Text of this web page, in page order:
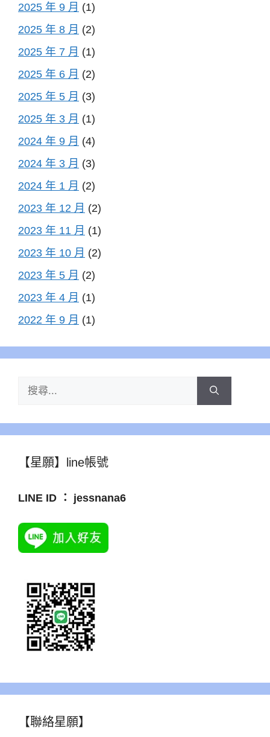
2025 年 9 月 (1)
2025 年 8 月 (2)
2025 年 7 月 (1)
2025 年 6 月 (2)
2025 年 5 月 (3)
2025 年 3 月 (1)
2024 年 9 月 (4)
2024 年 3 月 (3)
2024 年 1 月 (2)
2023 年 12 月 (2)
2023 年 11 月 (1)
2023 年 10 月 (2)
2023 年 5 月 (2)
2023 年 4 月 (1)
2022 年 9 月 (1)
【星願】line帳號
LINE ID ： jessnana6
【聯絡星願】